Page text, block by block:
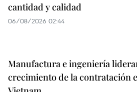
cantidad y calidad
06/08/2026 02:44
Manufactura e ingeniería
crecimiento de la contratación